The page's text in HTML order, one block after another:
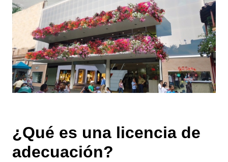
¿Qué es una licencia de
adecuación?